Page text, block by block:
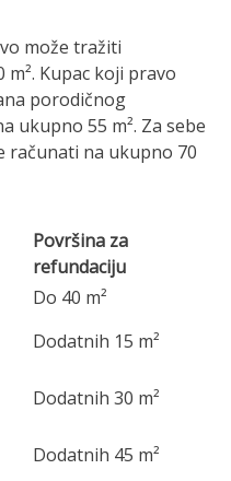
može tražiti
Kupac koji pravo
porodičnog
ukupno 55 m². Za sebe
računati na ukupno 70
Površina za
refundaciju
Do 40 m²
Dodatnih 15 m²
Dodatnih 30 m²
Dodatnih 45 m²